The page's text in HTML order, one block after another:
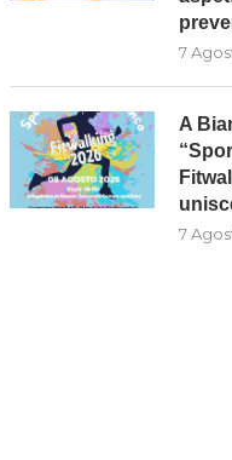
INTERVENTI SUI FIUMI NEL
SCUTELLÀ:
7
A
7